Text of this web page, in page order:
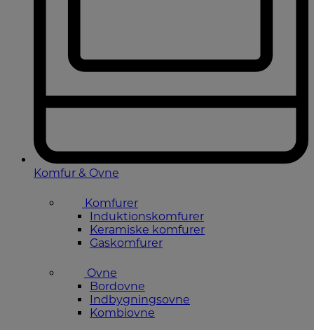
Komfur & Ovne
Komfurer
Induktionskomfurer
Keramiske komfurer
Gaskomfurer
Ovne
Bordovne
Indbygningsovne
Kombiovne